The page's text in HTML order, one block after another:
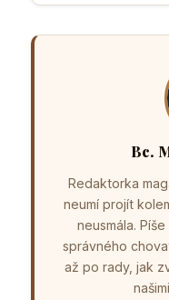
Bc.
Redaktorka
neumí projít
neusmála.
správného
až po rady, jak